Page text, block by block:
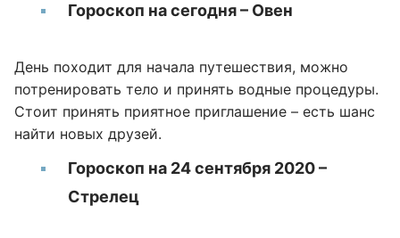
Гороскоп на сегодня – Овен
День походит для начала путешествия, можно
потренировать тело и принять водные процедуры.
Стоит принять приятное приглашение – есть шанс
найти новых друзей.
Гороскоп на 24 сентября 2020 –
Стрелец